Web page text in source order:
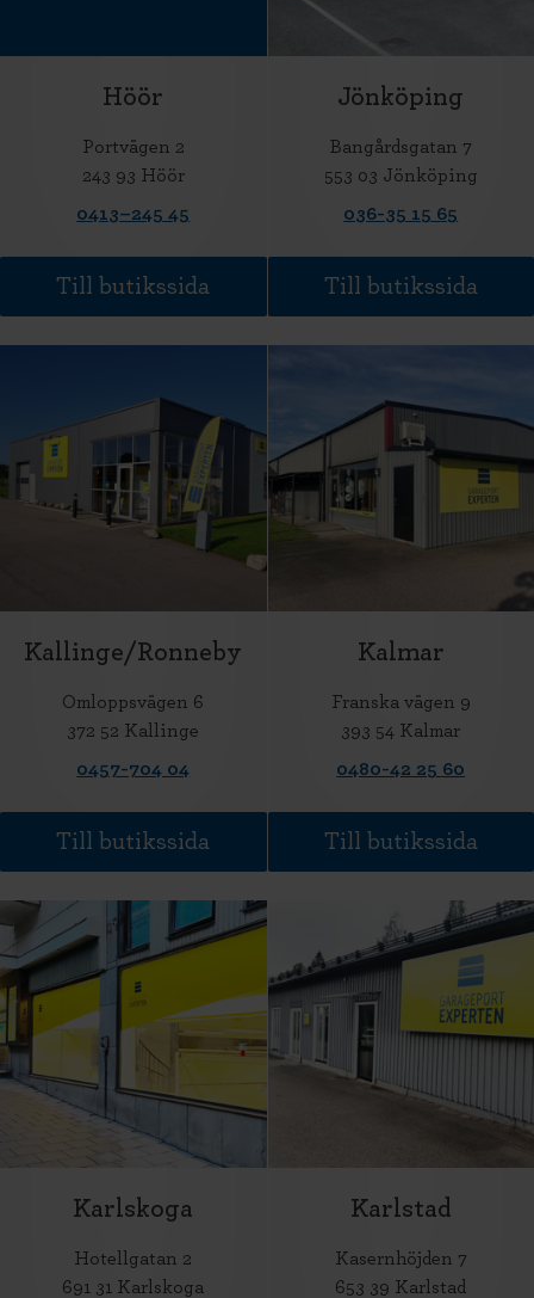
Höör
Portvägen 2
243 93 Höör
0413–245 45
Till butikssida
Jönköping
Bangårdsgatan 7
553 03 Jönköping
036-35 15 65
Till butikssida
Kallinge/Ronneby
Omloppsvägen 6
372 52 Kallinge
0457-704 04
Till butikssida
Kalmar
Franska vägen 9
393 54 Kalmar
0480-42 25 60
Till butikssida
Karlskoga
Hotellgatan 2
691 31 Karlskoga
Karlstad
Kasernhöjden 7
653 39 Karlstad